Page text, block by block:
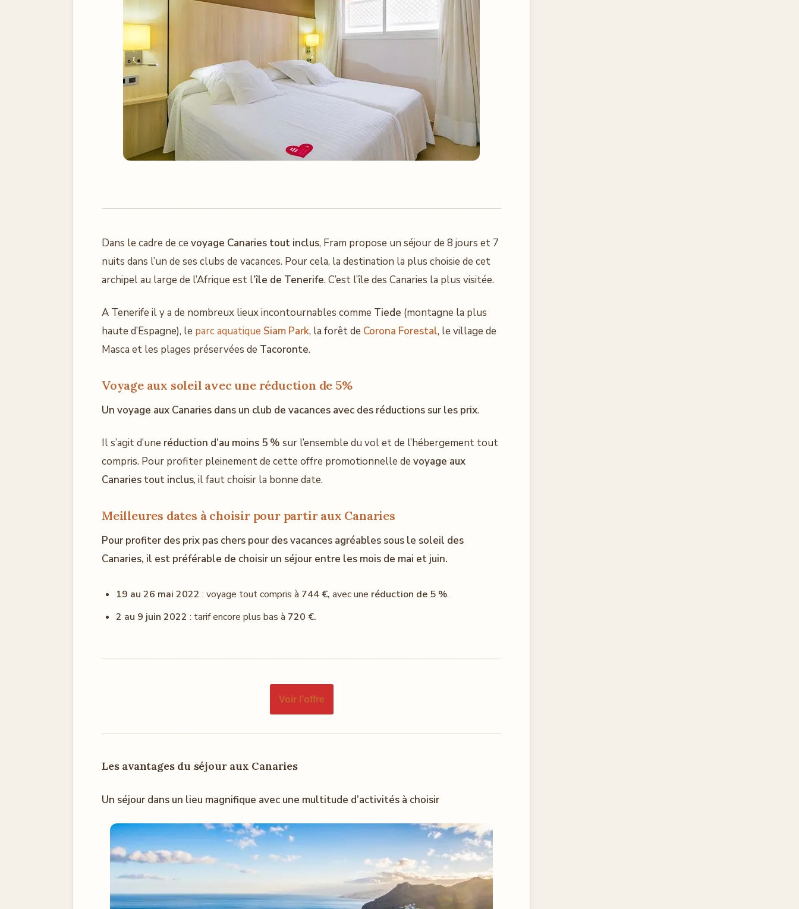
Dans le cadre de ce voyage Canaries tout inclus, Fram propose un séjour de 8 jours et 7
nuits dans l’un de ses clubs de vacances. Pour cela, la destination la plus choisie de cet
archipel au large de l’Afrique est l’île de Tenerife. C’est l’île des Canaries la plus visitée.
A Tenerife il y a de nombreux lieux incontournables comme Tiede (montagne la plus
haute d’Espagne), le parc aquatique Siam Park, la forêt de Corona Forestal, le village de
Masca et les plages préservées de Tacoronte.
Voyage aux soleil avec une réduction de 5%
Un voyage aux Canaries dans un club de vacances avec des réductions sur les prix.
Il s’agit d’une réduction d’au moins 5 % sur l’ensemble du vol et de l’hébergement tout
compris. Pour profiter pleinement de cette offre promotionnelle de voyage aux
Canaries tout inclus, il faut choisir la bonne date.
Meilleures dates à choisir pour partir aux Canaries
Pour profiter des prix pas chers pour des vacances agréables sous le soleil des
Canaries, il est préférable de choisir un séjour entre les mois de mai et juin.
19 au 26 mai 2022 : voyage tout compris à 744 €, avec une réduction de 5 %.
2 au 9 juin 2022 : tarif encore plus bas à 720 €.
Voir l’offre
Les avantages du séjour aux Canaries
Un séjour dans un lieu magnifique avec une multitude d’activités à choisir